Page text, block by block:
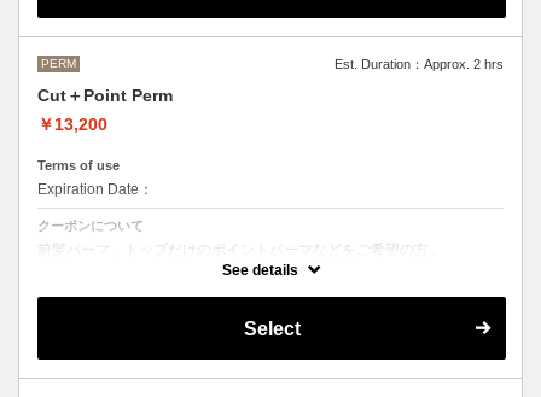
PERM Est. Duration：Approx. 2 hrs
Cut＋Point Perm
￥13,200
Terms of use
Expiration Date：
クーポンについて
前髪パーマ、トップだけのポイントパーマなどをご希望の方。
パーマのデザイン、髪の毛の長さにより施術時間、金額が前後すること
See details
Select